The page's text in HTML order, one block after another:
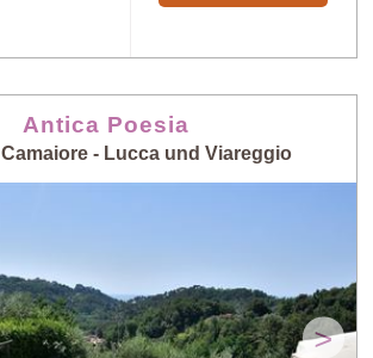
Antica Poesia
Camaiore - Lucca und Viareggio
>